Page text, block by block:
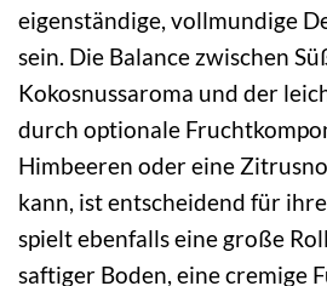
eigenständige, vollmundige
sein. Die Balance zwischen
Kokosnussaroma und der
durch optionale
Himbeeren oder eine
kann, ist entscheidend für
spielt ebenfalls eine große
saftiger Boden, eine cremige